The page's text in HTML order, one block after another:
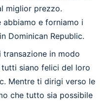
miglior prezzo.
abbiamo e forniamo i
Dominican Republic.
transazione in modo
siano felici del loro
Mentre ti dirigi verso le
che tutto sia possibile